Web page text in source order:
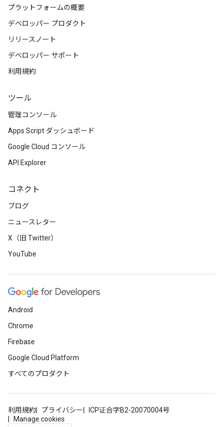
プラットフォームの概要
デベロッパー プロダクト
リリースノート
デベロッパー サポート
利用規約
ツール
管理コンソール
Apps Script ダッシュボード
Google Cloud コンソール
API Explorer
コネクト
ブログ
ニュースレター
X（旧 Twitter）
YouTube
Android
Chrome
Firebase
Google Cloud Platform
すべてのプロダクト
利用規約 プライバシー
ICP证合字B2-20070004号
Manage cookies